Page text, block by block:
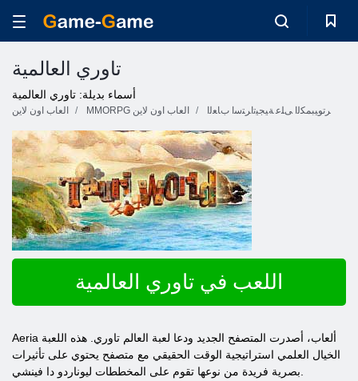
تاوري العالمية
أسماء بديلة: تاوري العالمية
العاب اون لاين MMORPG العاب اون لاين ﺮﺗﻮﻴﺒﻤﻜﻟﺍ ﻰﻠﻋ ﺔﻴﺠﻴﺗﺍﺮﺘﺳﺍ ﺏﺎﻌﻟﺍ
اللعب في تاوري العالمية
Aeria ألعاب، أصدرت المتصفح الجديد ودعا لعبة العالم تاوري. هذه اللعبة
الخيال العلمي استراتيجية الوقت الحقيقي مع متصفح يحتوي على تأثيرات